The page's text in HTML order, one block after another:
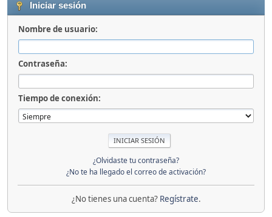
Iniciar sesión
Nombre de usuario:
Contraseña:
Tiempo de conexión:
¿Olvidaste tu contraseña?
¿No te ha llegado el correo de activación?
¿No tienes una cuenta? Regístrate.